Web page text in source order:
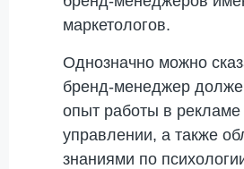
маркетологов.
Однозначно можно
бренд-менеджер
опыт работы в рекламе
управлении, а также
знаниями по